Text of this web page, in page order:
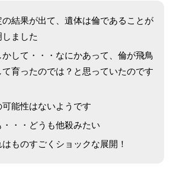
の結果が出て、遺体は倫であることが
しました
かして・・・なにかあって、倫が飛鳥
て育ったのでは？と思っていたのです
可能性はないようです
・・・どうも他殺みたい
はものすごくショックな展開！